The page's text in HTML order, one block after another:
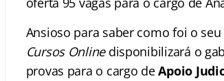
Ansioso para saber como foi o
Cursos Onlinedisponibilizará o
provas para o cargo deApoio